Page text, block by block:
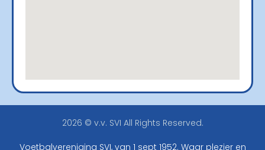
2026 © v.v. SVI All Rights Reserved.
Voetbalvereniging SVI, van 1 sept 1952. Waar plezier en